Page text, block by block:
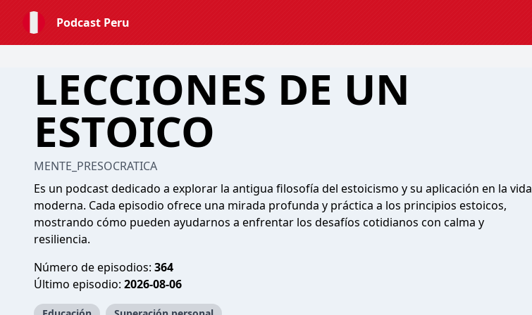
Podcast Peru
LECCIONES DE UN
ESTOICO
MENTE_PRESOCRATICA
Es un podcast dedicado a explorar la antigua filosofía del estoicismo y su aplicación en la vida
moderna. Cada episodio ofrece una mirada profunda y práctica a los principios estoicos,
mostrando cómo pueden ayudarnos a enfrentar los desafíos cotidianos con calma y
resiliencia.
Número de episodios: 364
Último episodio: 2026-08-06